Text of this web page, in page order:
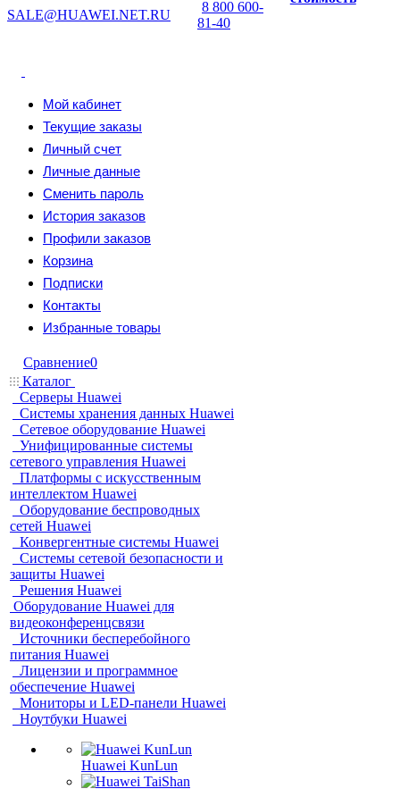
SALE@HUAWEI.NET.RU
8 800 600-
81-40
Мой кабинет
Текущие заказы
Личный счет
Личные данные
Сменить пароль
История заказов
Профили заказов
Корзина
Подписки
Контакты
Избранные товары
Сравнение0
Каталог
Серверы Huawei
Системы хранения данных Huawei
Сетевое оборудование Huawei
Унифицированные системы
сетевого управления Huawei
Платформы с искусственным
интеллектом Huawei
Оборудование беспроводных
сетей Huawei
Конвергентные системы Huawei
Системы сетевой безопасности и
защиты Huawei
Решения Huawei
Оборудование Huawei для
видеоконференцсвязи
Источники бесперебойного
питания Huawei
Лицензии и программное
обеспечение Huawei
Мониторы и LED-панели Huawei
Ноутбуки Huawei
Huawei KunLun